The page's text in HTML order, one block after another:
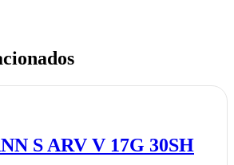
S ARV V 17G 30SH